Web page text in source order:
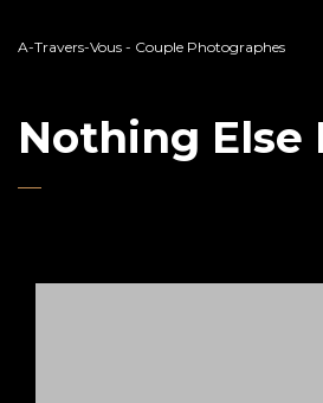
A-Travers-Vous - Couple Photographes
Nothing Else